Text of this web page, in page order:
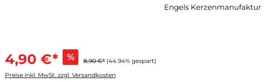
Engels Kerzenmanufaktur
4,90 €* % 8,90 €* (44.94% gespart)
Preise inkl. MwSt. zzgl. Versandkosten